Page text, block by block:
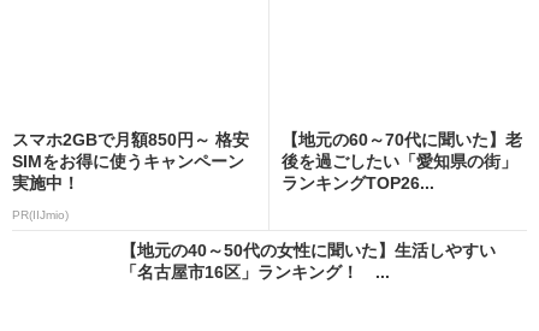
スマホ2GBで月額850円～ 格安
SIMをお得に使うキャンペーン
実施中！
PR(IIJmio)
【地元の60～70代に聞いた】老
後を過ごしたい「愛知県の街」
ランキングTOP26...
【地元の40～50代の女性に聞いた】生活しやすい
「名古屋市16区」ランキング！ ...